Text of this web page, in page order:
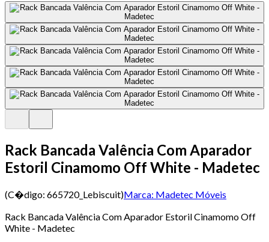
Rack Bancada Valência Com Aparador
Estoril Cinamomo Off White - Madetec
(C�digo: 665720_Lebiscuit)Marca: Madetec Móveis
Rack Bancada Valência Com Aparador Estoril Cinamomo Off
White - Madetec